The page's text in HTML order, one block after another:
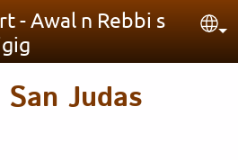
- Awal n Rebbi s
Judas